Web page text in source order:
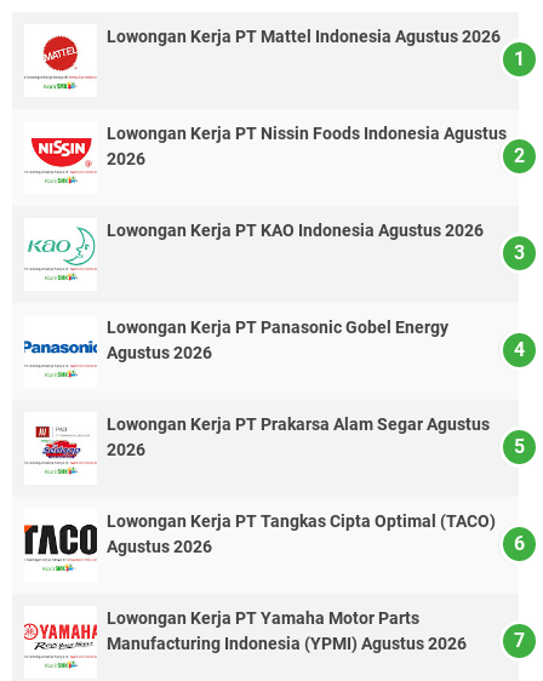
Lowongan Kerja PT Mattel Indonesia Agustus 2026
Lowongan Kerja PT Nissin Foods Indonesia Agustus
2026
Lowongan Kerja PT KAO Indonesia Agustus 2026
Lowongan Kerja PT Panasonic Gobel Energy
Agustus 2026
Lowongan Kerja PT Prakarsa Alam Segar Agustus
2026
Lowongan Kerja PT Tangkas Cipta Optimal (TACO)
Agustus 2026
Lowongan Kerja PT Yamaha Motor Parts
Manufacturing Indonesia (YPMI) Agustus 2026